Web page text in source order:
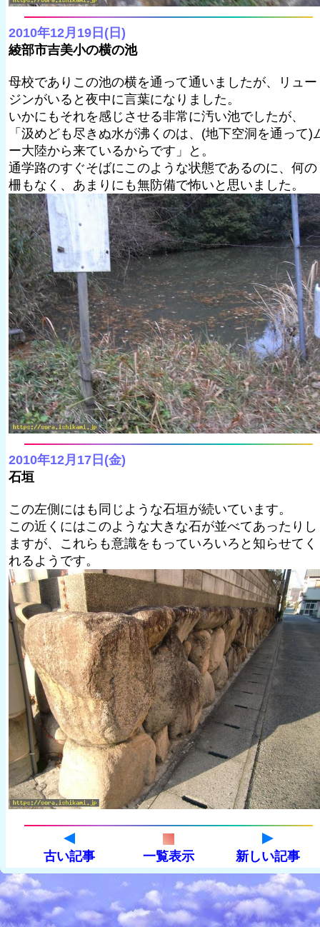
2010年12月19日(日)
綾部市吉美小の横の池
母校でありこの池の横を通って通いましたが、リュー
ジンがいると夜中に言葉になりました。
いかにもそれを感じさせる非常に汚い池でしたが、
「汲めども尽きぬ水が沸くのは、(地下空洞を通って)
ー大陸から来ているからです」と。
通学路のすぐそばにこのような状態であるのに、何の
柵もなく、あまりにも無防備で怖いと思いました。
2010年12月17日(金)
石垣
この左側にはも同じような石垣が続いています。
この近くにはこのような大きな石が並べてあったりし
ますが、これらも意識をもっていろいろと知らせてく
れるようです。
古い記事 一覧表示 新しい記事